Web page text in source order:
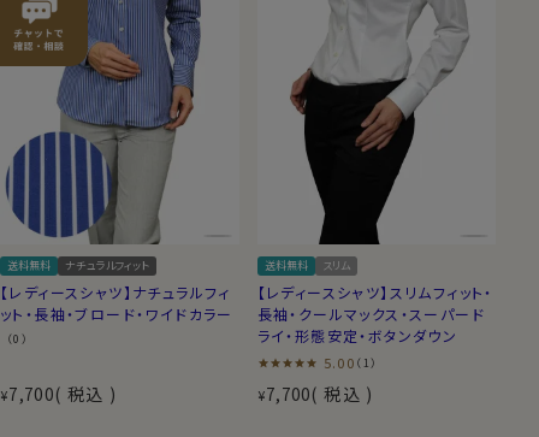
送料無料 ナチュラルフィット
【レディースシャツ】ナチュラルフィ
ット・長袖・ブロード・ワイドカラー
（0）
¥7,700 税込
送料無料 スリム
【レディースシャツ】スリムフィット・
長袖・クールマックス・スーパード
ライ・形態安定・ボタンダウン
5.00 （1）
¥7,700 税込